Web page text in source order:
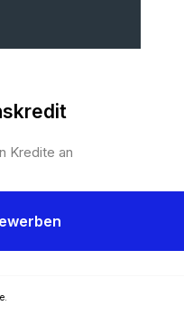
Kredite an